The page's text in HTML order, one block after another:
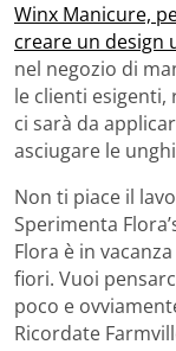
Winx Manicure,
creare un design
nel negozio di
le clienti
ci sarà da
asciugare le
Non ti piace il
Sperimenta
Flora è in
fiori. Vuoi
poco e
Ricordate